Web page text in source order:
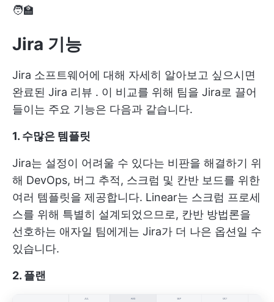
🧑‍🏫
Jira 기능
Jira 소프트웨어에 대해 자세히 알아보고 싶으시면
완료된 Jira 리뷰 . 이 비교를 위해 팀을 Jira로 끌어
들이는 주요 기능은 다음과 같습니다.
1. 수많은 템플릿
Jira는 설정이 어려울 수 있다는 비판을 해결하기 위
해 DevOps, 버그 추적, 스크럼 및 칸반 보드를 위한
여러 템플릿을 제공합니다. Linear는 스크럼 프로세
스를 위해 특별히 설계되었으므로, 칸반 방법론을
선호하는 애자일 팀에게는 Jira가 더 나은 옵션일 수
있습니다.
2. 플랜